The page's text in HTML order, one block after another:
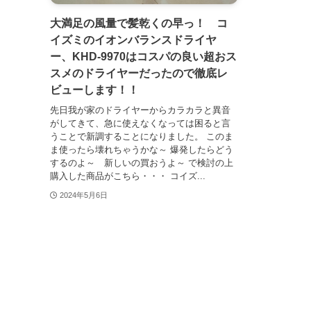
大満足の風量で髪乾くの早っ！ コ
イズミのイオンバランスドライヤ
ー、KHD-9970はコスパの良い超おス
スメのドライヤーだったので徹底レ
ビューします！！
先日我が家のドライヤーからカラカラと異音
がしてきて、急に使えなくなっては困ると言
うことで新調することになりました。 このま
ま使ったら壊れちゃうかな～ 爆発したらどう
するのよ～ 新しいの買おうよ～ で検討の上
購入した商品がこちら・・・ コイズ...
2024年5月6日